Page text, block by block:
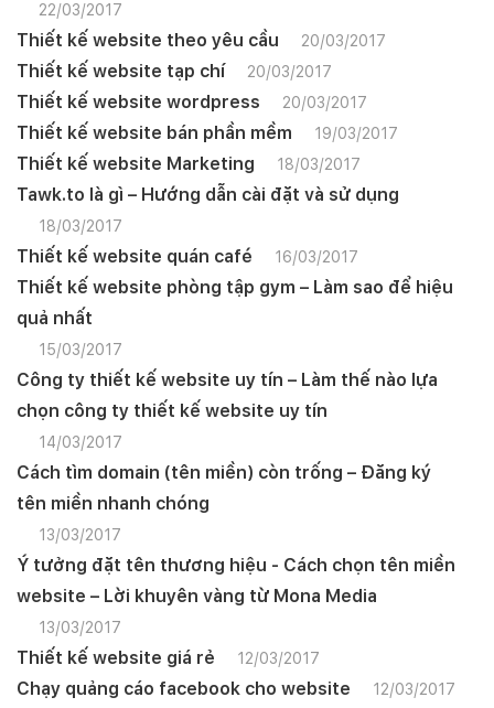
22/03/2017
Thiết kế website theo yêu cầu 20/03/2017
Thiết kế website tạp chí 20/03/2017
Thiết kế website wordpress 20/03/2017
Thiết kế website bán phần mềm 19/03/2017
Thiết kế website Marketing 18/03/2017
Tawk.to là gì – Hướng dẫn cài đặt và sử dụng
18/03/2017
Thiết kế website quán café 16/03/2017
Thiết kế website phòng tập gym – Làm sao để hiệu
quả nhất
15/03/2017
Công ty thiết kế website uy tín – Làm thế nào lựa
chọn công ty thiết kế website uy tín
14/03/2017
Cách tìm domain (tên miền) còn trống – Đăng ký
tên miền nhanh chóng
13/03/2017
Ý tưởng đặt tên thương hiệu - Cách chọn tên miền
website – Lời khuyên vàng từ Mona Media
13/03/2017
Thiết kế website giá rẻ 12/03/2017
Chạy quảng cáo facebook cho website 12/03/2017